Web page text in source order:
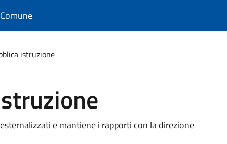
istruzione
e mantiene i rapporti con la direzione